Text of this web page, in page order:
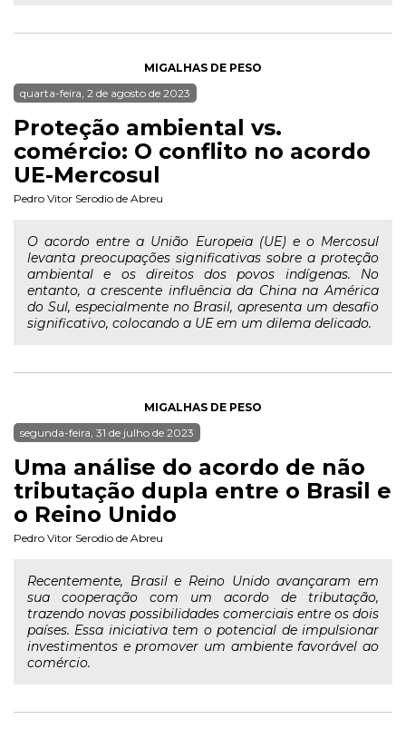
MIGALHAS DE PESO
quarta-feira, 2 de agosto de 2023
Proteção ambiental vs.
comércio: O conflito no acordo
UE-Mercosul
Pedro Vitor Serodio de Abreu
O acordo entre a União Europeia (UE) e o Mercosul
levanta preocupações significativas sobre a proteção
ambiental e os direitos dos povos indígenas. No
entanto, a crescente influência da China na América
do Sul, especialmente no Brasil, apresenta um desafio
significativo, colocando a UE em um dilema delicado.
MIGALHAS DE PESO
segunda-feira, 31 de julho de 2023
Uma análise do acordo de não
tributação dupla entre o Brasil e
o Reino Unido
Pedro Vitor Serodio de Abreu
Recentemente, Brasil e Reino Unido avançaram em
sua cooperação com um acordo de tributação,
trazendo novas possibilidades comerciais entre os dois
países. Essa iniciativa tem o potencial de impulsionar
investimentos e promover um ambiente favorável ao
comércio.